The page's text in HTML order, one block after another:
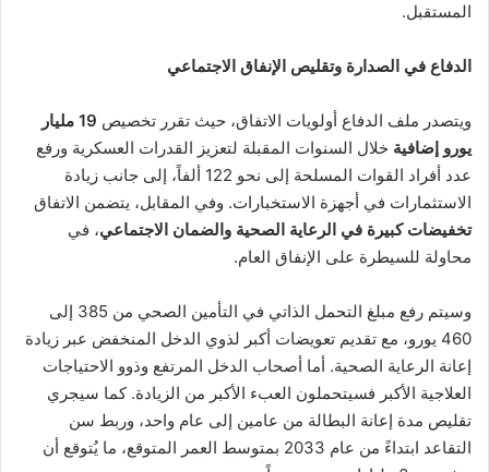
المستقبل.
الدفاع في الصدارة وتقليص الإنفاق الاجتماعي
ويتصدر ملف الدفاع أولويات الاتفاق، حيث تقرر تخصيص
19 مليار
يورو إضافية خلال السنوات المقبلة لتعزيز القدرات العسكرية ورفع
عدد أفراد القوات المسلحة إلى نحو 122 ألفاً، إلى جانب زيادة
الاستثمارات في أجهزة الاستخبارات. وفي المقابل، يتضمن الاتفاق
تخفيضات كبيرة في الرعاية الصحية والضمان الاجتماعي، في
محاولة للسيطرة على الإنفاق العام.
وسيتم رفع مبلغ التحمل الذاتي في التأمين الصحي من 385 إلى
460 يورو، مع تقديم تعويضات أكبر لذوي الدخل المنخفض عبر زيادة
إعانة الرعاية الصحية. أما أصحاب الدخل المرتفع وذوو الاحتياجات
العلاجية الأكبر فسيتحملون العبء الأكبر من الزيادة. كما سيجري
تقليص مدة إعانة البطالة من عامين إلى عام واحد، وربط سن
التقاعد ابتداءً من عام 2033 بمتوسط العمر المتوقع، ما يُتوقع أن